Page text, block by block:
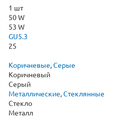
1 шт
50 W
53 W
GU5.3
25
Коричневые,Серые
Коричневый
Серый
Металлические,Стеклянные
Стекло
Металл